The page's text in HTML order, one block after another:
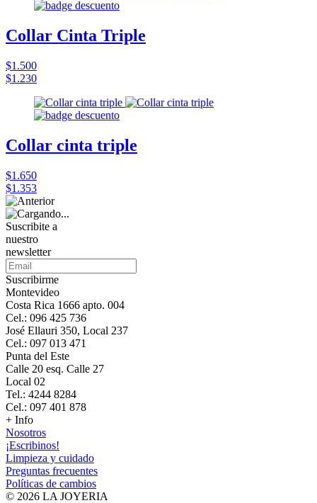
Collar Cinta Triple
$1.500
$1.230
Collar cinta triple
$1.650
$1.353
Suscribite a
nuestro
newsletter
Suscribirme
Montevideo
Costa Rica 1666 apto. 004
Cel.: 096 425 736
José Ellauri 350, Local 237
Cel.: 097 013 471
Punta del Este
Calle 20 esq. Calle 27
Local 02
Tel.: 4244 8284
Cel.: 097 401 878
+ Info
Nosotros
¡Escribinos!
Limpieza y cuidado
Preguntas frecuentes
Políticas de cambios
© 2026 LA JOYERIA